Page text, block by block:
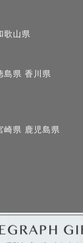
歌山県
島県 香川県
崎県 鹿児島県